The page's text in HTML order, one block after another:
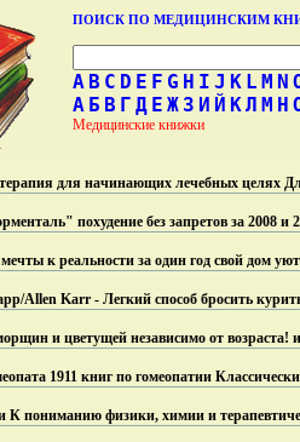
ПОИСК ПО МЕДИЦИНСКИМ
A B C D E F G H I J K L M N
А Б В Г Д Е Ж З И Й КЛ М Н
Медицинские книжки
для начинающих лечебных целях
похудение без запретов за 2008 и
к реальности за один год свой дом
Allen Karr - Легкий способ бросить
и цветущей независимо от возраста!
1911 книг по гомеопатии
К пониманию физики, химии и